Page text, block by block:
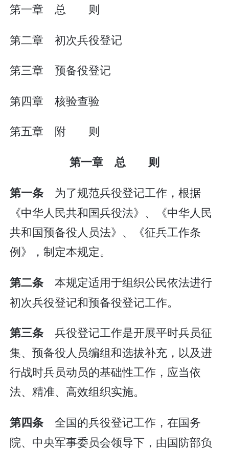
第一章 总 则
第二章 初次兵役登记
第三章 预备役登记
第四章 核验查验
第五章 附 则
第一章 总 则
第一条 为了规范兵役登记工作，根据
《中华人民共和国兵役法》、《中华人民
共和国预备役人员法》、《征兵工作条
例》，制定本规定。
第二条本规定适用于组织公民依法进行
初次兵役登记和预备役登记工作。
第三条兵役登记工作是开展平时兵员征
集、预备役人员编组和选拔补充，以及进
行战时兵员动员的基础性工作，应当依
法、精准、高效组织实施。
第四条全国的兵役登记工作，在国务
院、中央军事委员会领导下，由国防部负